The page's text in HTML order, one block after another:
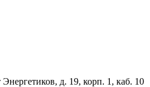
д. 19, корп. 1, каб. 10